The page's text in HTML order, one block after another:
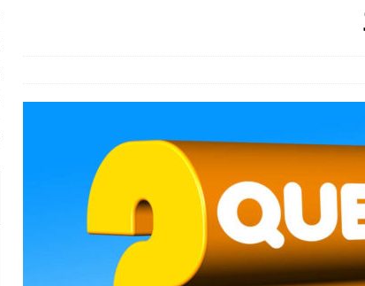
של ליטר מים?
מידות ומשקלים